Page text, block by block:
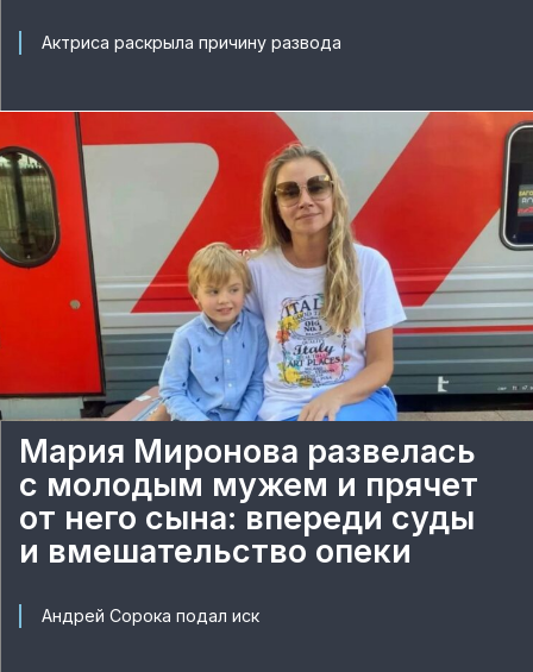
Актриса раскрыла причину развода
Мария Миронова развелась
с молодым мужем и прячет
от него сына: впереди суды
и вмешательство опеки
Андрей Сорока подал иск